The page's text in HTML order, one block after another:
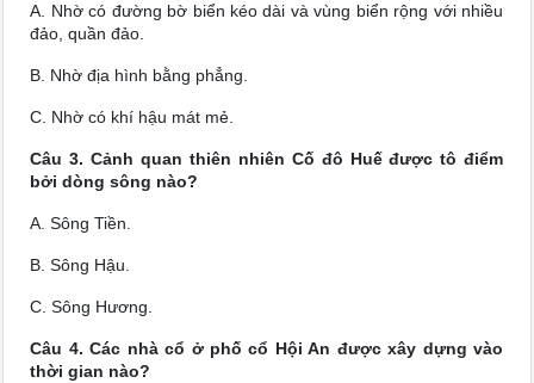
A. Nhờ có đường bờ biển kéo dài và vùng biển rộng với nhiều
đảo, quần đảo.
B. Nhờ địa hình bằng phẳng.
C. Nhờ có khí hậu mát mẻ.
Câu 3. Cảnh quan thiên nhiên Cố đô Huế được tô điểm
bởi dòng sông nào?
A. Sông Tiền.
B. Sông Hậu.
C. Sông Hương.
Câu 4. Các nhà cổ ở phố cổ Hội An được xây dựng vào
thời gian nào?